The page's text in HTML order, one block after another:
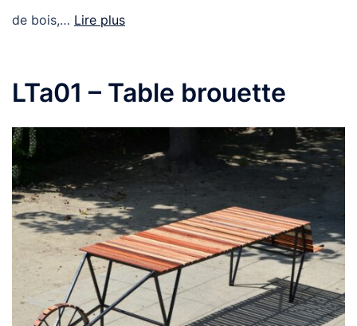
de bois,… Lire plus
LTa01 – Table brouette